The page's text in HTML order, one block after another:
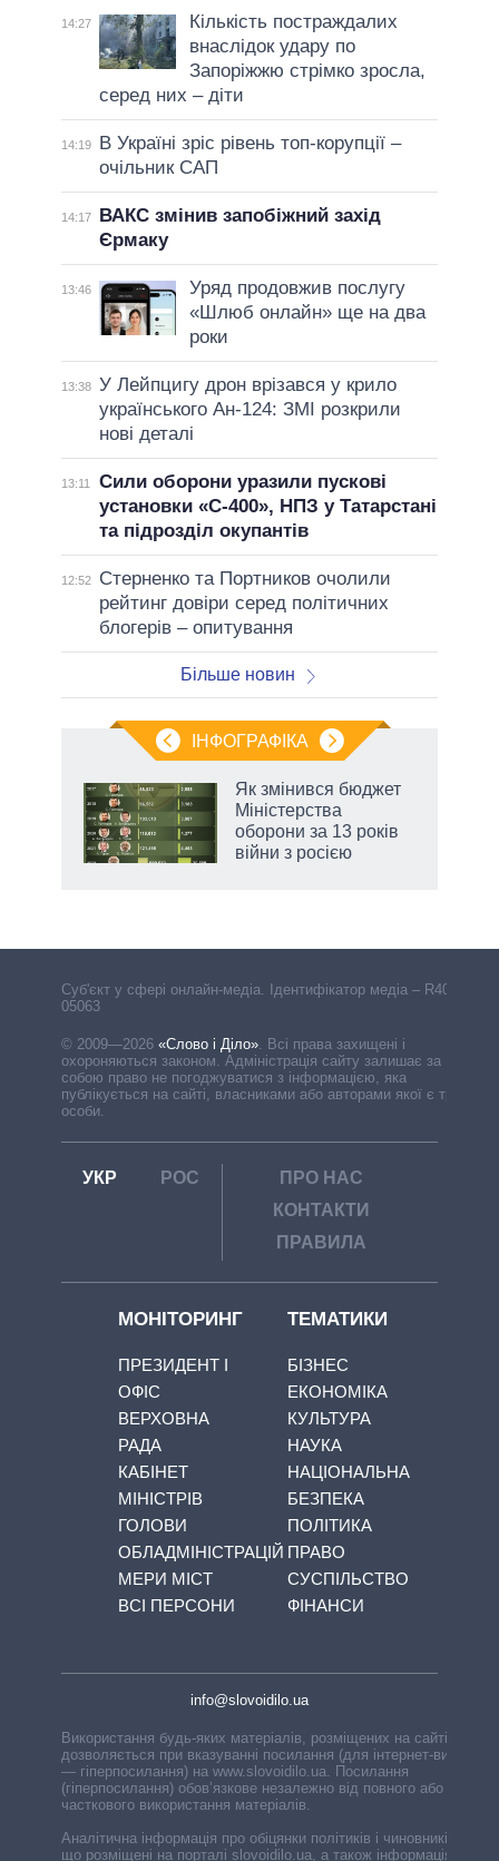
14:27
Кількість постраждалих
внаслідок удару по
Запоріжжю стрімко зросла,
серед них – діти
14:19
В Україні зріс рівень топ-корупції –
очільник САП
14:17
ВАКС змінив запобіжний захід
Єрмаку
13:46
Уряд продовжив послугу
«Шлюб онлайн» ще на два
роки
13:38 У Лейпцигу дрон врізався у крило
українського Ан-124: ЗМІ розкрили
нові деталі
13:11
Сили оборони уразили пускові
установки «С-400», НПЗ у Татарстані
та підрозділ окупантів
12:52
Стерненко та Портников очолили
рейтинг довіри серед політичних
блогерів – опитування
Більше новин
ІНФОГРАФІКА
Як змінився бюджет
Міністерства
оборони за 13 років
війни з росією
Cуб'єкт у сфері онлайн-медіа. Ідентифікатор медіа – R40-
05063
© 2009—2026 «Слово і Діло». Всі права захищені і
охороняються законом. Адміністрація сайту залишає за
собою право не погоджуватися з інформацією, яка
публікується на сайті, власниками або авторами якої є треті
особи.
УКР РОС
ПРО НАС
КОНТАКТИ
ПРАВИЛА
МОНІТОРИНГ
ПРЕЗИДЕНТ І
ОФІС
ВЕРХОВНА
РАДА
КАБІНЕТ
МІНІСТРІВ
ГОЛОВИ
ОБЛАДМІНІСТРАЦІЙ
МЕРИ МІСТ
ВСІ ПЕРСОНИ
ТЕМАТИКИ
БІЗНЕС
ЕКОНОМІКА
КУЛЬТУРА
НАУКА
НАЦІОНАЛЬНА
БЕЗПЕКА
ПОЛІТИКА
ПРАВО
СУСПІЛЬСТВО
ФІНАНСИ
info@slovoidilo.ua
Використання будь-яких матеріалів, розміщених на сайті,
дозволяється при вказуванні посилання (для інтернет-видань
— гіперпосилання) на www.slovoidilo.ua. Посилання
(гіперпосилання) обов’язкове незалежно від повного або
часткового використання матеріалів.
Аналітична інформація про обіцянки політиків і чиновників,
що розміщені на порталі slovoidilo.ua, а також інформація про